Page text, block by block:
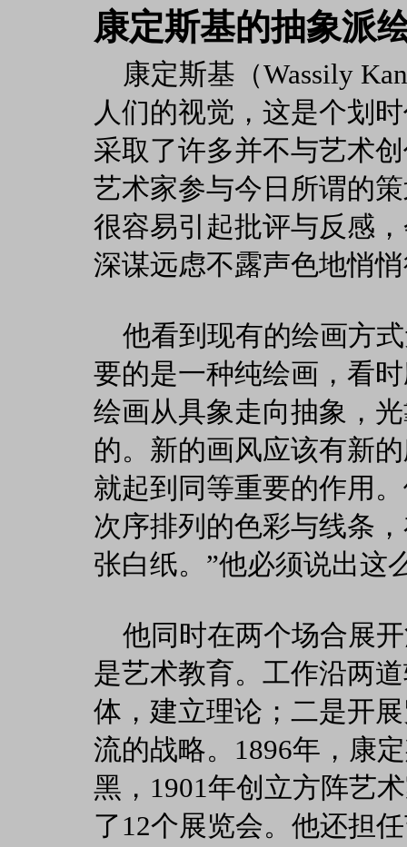
康定斯基的抽象派
康定斯基（Wassily
人们的视觉，这是个划
采取了许多并不与艺术
艺术家参与今日所谓的
很容易引起批评与反感
深谋远虑不露声色地悄
他看到现有的绘画方
要的是一种纯绘画，看
绘画从具象走向抽象，
的。新的画风应该有新
就起到同等重要的作用
次序排列的色彩与线条
张白纸。”他必须说出这
他同时在两个场合展
是艺术教育。工作沿两
体，建立理论；二是开
流的战略。1896年，康
黑，1901年创立方阵艺
了12个展览会。他还担